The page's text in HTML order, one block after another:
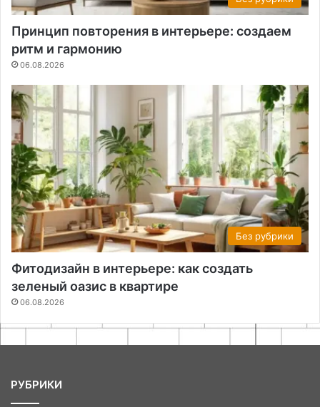
Принцип повторения в интерьере: создаем
ритм и гармонию
06.08.2026
Без рубрики
Фитодизайн в интерьере: как создать
зеленый оазис в квартире
06.08.2026
РУБРИКИ